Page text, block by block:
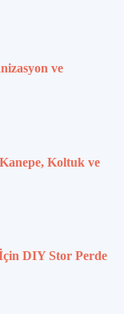
ve
Koltuk ve
İçin DIY Stor Perde